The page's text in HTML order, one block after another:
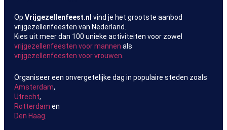
Op Vrijgezellenfeest.nl vind je het grootste aanbod
vrijgezellenfeesten van Nederland.
Kies uit meer dan 100 unieke activiteiten voor zowel
vrijgezellenfeesten voor mannen als
vrijgezellenfeesten voor vrouwen.
Organiseer een onvergetelijke dag in populaire steden zoals
Amsterdam,
Utrecht,
Rotterdam en
Den Haag.